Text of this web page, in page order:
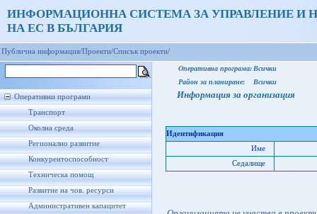
ИНФОРМАЦИОННА СИСТЕМА ЗА УПРАВЛЕНИЕ И
НА ЕС В БЪЛГАРИЯ
Публична информация/Проекти/Списък проекти/
Оперативни програми
Транспорт
Околна среда
Регионално развитие
Конкурентоспособност
Техническа помощ
Развитие на чов. ресурси
Административен капацитет
Оперативна програма: Всички
Район за планиране:
Всички
Информация за организация
Идентификация
Име
Седалище